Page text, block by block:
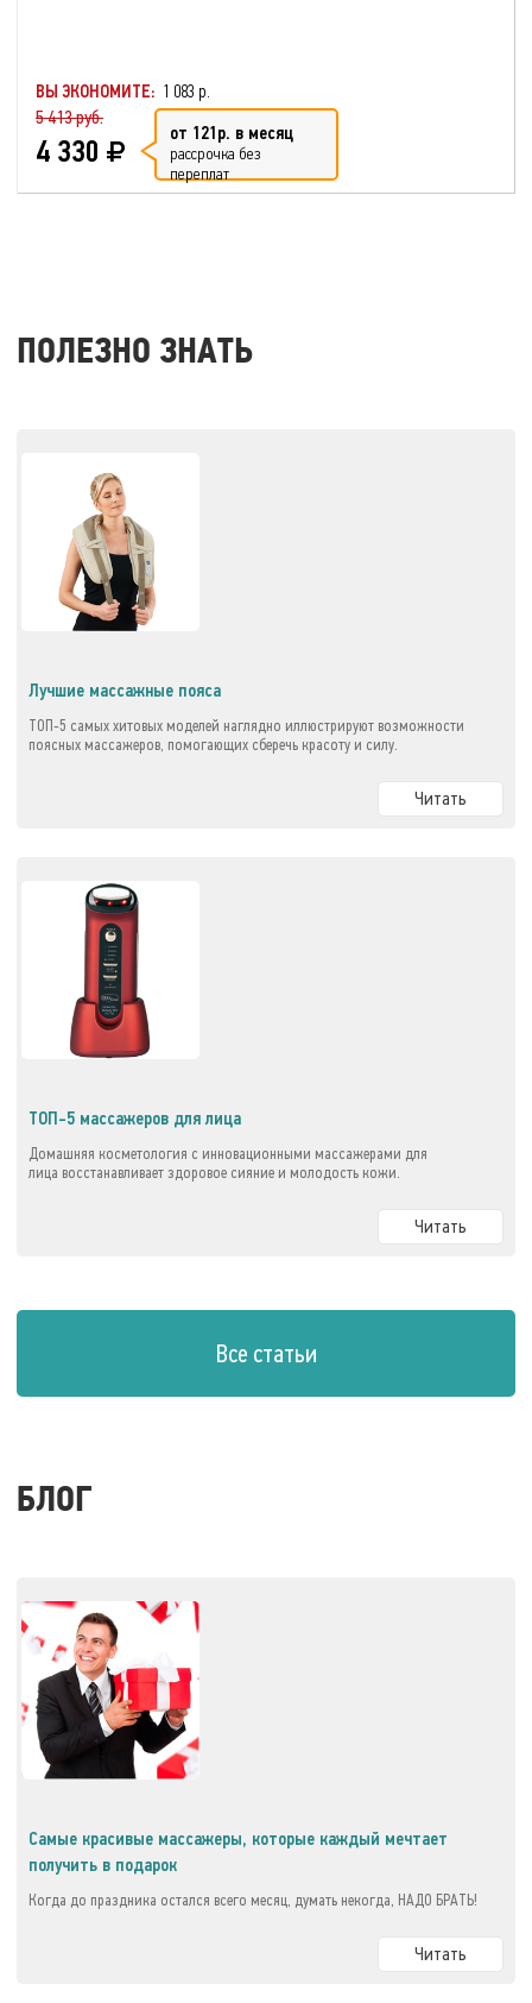
ВЫ ЭКОНОМИТЕ: 1 083 р.
5 413 руб.
4 330 от 121р. в месяц
рассрочка без
переплат
ПОЛЕЗНО ЗНАТЬ
Лучшие массажные пояса
ТОП-5 самых хитовых моделей наглядно иллюстрируют возможности
поясных массажеров, помогающих сберечь красоту и силу.
Читать
ТОП-5 массажеров для лица
Домашняя косметология с инновационными массажерами для
лица восстанавливает здоровое сияние и молодость кожи.
Читать
Все статьи
БЛОГ
Самые красивые массажеры, которые каждый мечтает
получить в подарок
Когда до праздника остался всего месяц, думать некогда, НАДО БРАТЬ!
Читать